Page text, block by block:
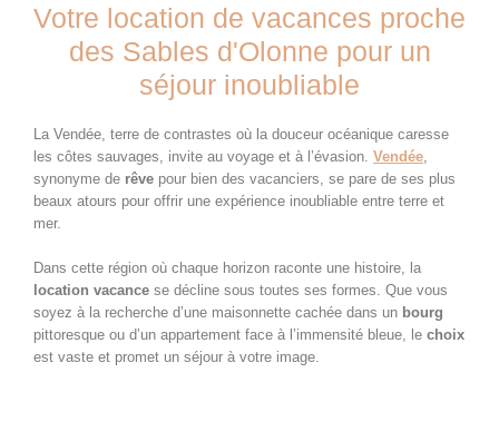
Votre location de vacances proche
des Sables d'Olonne pour un
séjour inoubliable
La Vendée, terre de contrastes où la douceur océanique caresse
les côtes sauvages, invite au voyage et à l’évasion. Vendée
synonyme de rêve pour bien des vacanciers, se pare de ses plus
beaux atours pour offrir une expérience inoubliable entre terre et
mer.
Dans cette région où chaque horizon raconte une histoire, la
location vacance se décline sous toutes ses formes. Que vous
soyez à la recherche d’une maisonnette cachée dans un bourg
pittoresque ou d’un appartement face à l’immensité bleue, le choix
est vaste et promet un séjour à votre image.